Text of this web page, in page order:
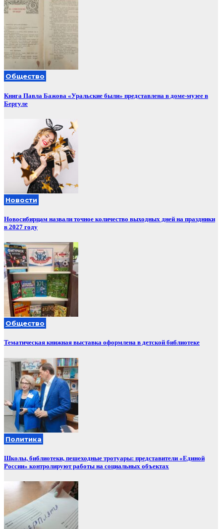
Общество
Книга Павла Бажова «Уральские были» представлена в доме-музее в
Бергуле
Новости
Новосибирцам назвали точное количество выходных дней на праздники
в 2027 году
Общество
Тематическая книжная выставка оформлена в детской библиотеке
Политика
Школы, библиотеки, пешеходные тротуары: представители «Единой
России» контролируют работы на социальных объектах